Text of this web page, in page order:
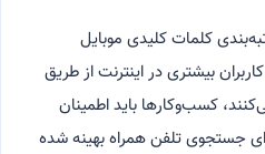
کلمات کلیدی موبایل
بیشتری در اینترنت از طریق
کسب‌وکارها باید اطمینان
جستجوی تلفن همراه بهینه شده